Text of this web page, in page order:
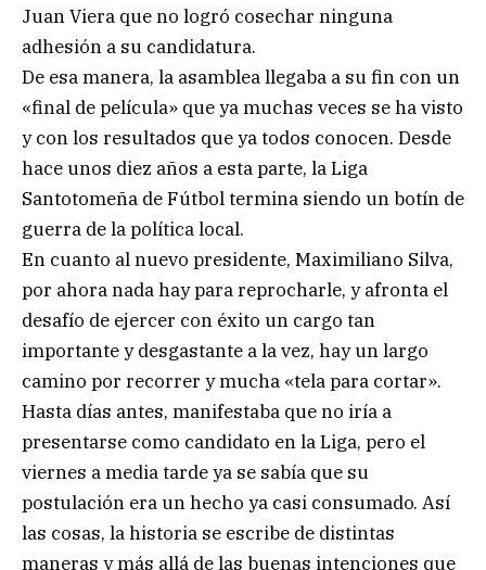
Juan Viera que no logró cosechar ninguna
adhesión a su candidatura.
De esa manera, la asamblea llegaba a su fin con un
«final de película» que ya muchas veces se ha visto
y con los resultados que ya todos conocen. Desde
hace unos diez años a esta parte, la Liga
Santotomeña de Fútbol termina siendo un botín de
guerra de la política local.
En cuanto al nuevo presidente, Maximiliano Silva,
por ahora nada hay para reprocharle, y afronta el
desafío de ejercer con éxito un cargo tan
importante y desgastante a la vez, hay un largo
camino por recorrer y mucha «tela para cortar».
Hasta días antes, manifestaba que no iría a
presentarse como candidato en la Liga, pero el
viernes a media tarde ya se sabía que su
postulación era un hecho ya casi consumado. Así
las cosas, la historia se escribe de distintas
maneras y más allá de las buenas intenciones que